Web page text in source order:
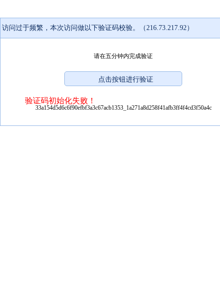
访问过于频繁，本次访问做以下验证码校验。（216.73.217.92）
请在五分钟内完成验证
验证码初始化失败！
33a154d5d6c6f90efbf3a3c67acb1353_1a271a8d258f41afb3ff4f4cd3f50a4c